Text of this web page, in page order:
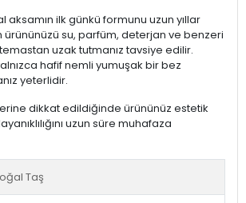
aksamın ilk günkü formunu uzun yıllar
su, parfüm, deterjan ve benzeri
uzak tutmanız tavsiye edilir.
hafif nemli yumuşak bir bez
yeterlidir.
dikkat edildiğinde ürününüz estetik
uzun süre muhafaza
Taş